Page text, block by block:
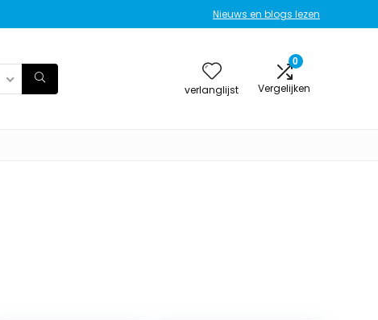
Nieuws en blogs lezen
verlanglijst
0
Vergelijken